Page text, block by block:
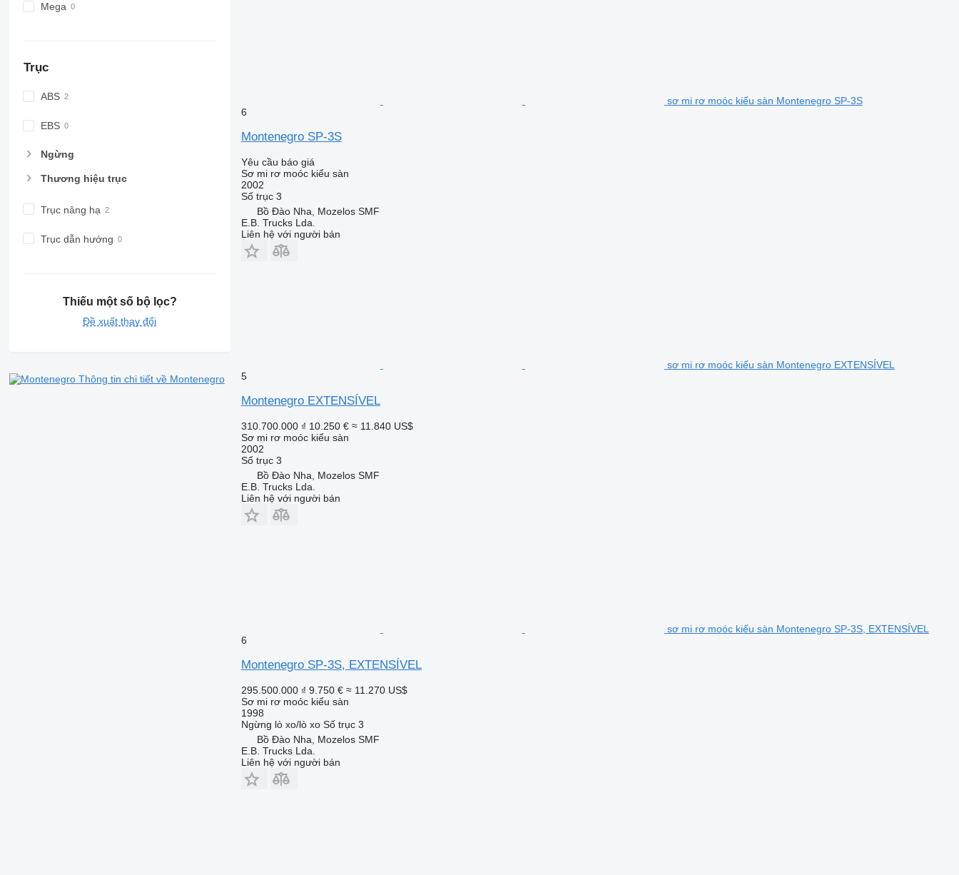
Mega
Trục
ABS
EBS
Ngừng
Thương hiệu trục
Trục nâng hạ
Trục dẫn hướng
Thiếu một số bộ lọc?
Đề xuất thay đổi
Thông tin chi tiết về Montenegro
sơ mi rơ moóc kiểu sàn Montenegro SP-3S
6
Montenegro SP-3S
Yêu cầu báo giá
Sơ mi rơ moóc kiểu sàn
2002
Số trục 3
Bồ Đào Nha, Mozelos SMF
E.B. Trucks Lda.
Liên hệ với người bán
sơ mi rơ moóc kiểu sàn Montenegro EXTENSÍVEL
5
Montenegro EXTENSÍVEL
310.700.000 ₫ 10.250 € ≈ 11.840 US$
Sơ mi rơ moóc kiểu sàn
2002
Số trục 3
Bồ Đào Nha, Mozelos SMF
E.B. Trucks Lda.
Liên hệ với người bán
sơ mi rơ moóc kiểu sàn Montenegro SP-3S, EXTENSÍVEL
6
Montenegro SP-3S, EXTENSÍVEL
295.500.000 ₫ 9.750 € ≈ 11.270 US$
Sơ mi rơ moóc kiểu sàn
1998
Ngừng lò xo/lò xo Số trục 3
Bồ Đào Nha, Mozelos SMF
E.B. Trucks Lda.
Liên hệ với người bán